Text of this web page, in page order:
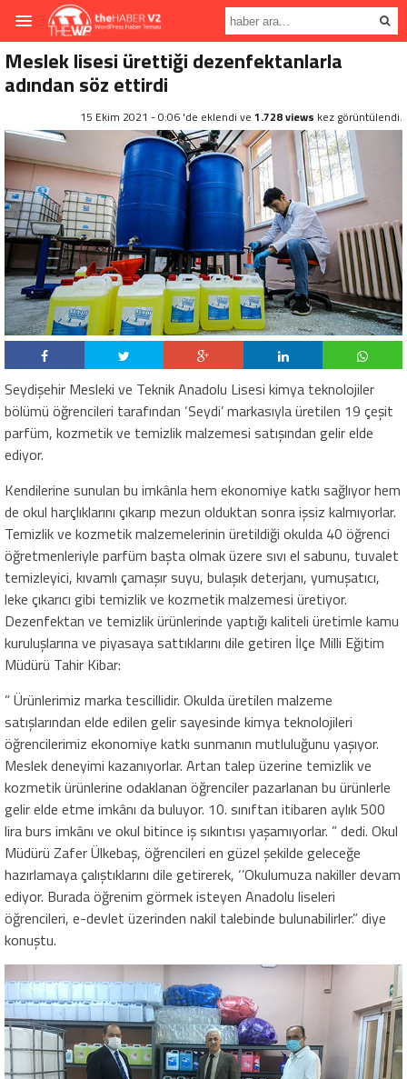
Meslek lisesi ürettiği dezenfektanlarla
adından söz ettirdi
15 Ekim 2021 - 0:06 'de eklendi ve 1.728 views kez görüntülendi.
Seydişehir Mesleki ve Teknik Anadolu Lisesi kimya teknolojiler
bölümü öğrencileri tarafından ‘Seydi’ markasıyla üretilen 19 çeşit
parfüm, kozmetik ve temizlik malzemesi satışından gelir elde
ediyor.
Kendilerine sunulan bu imkânla hem ekonomiye katkı sağlıyor hem
de okul harçlıklarını çıkarıp mezun olduktan sonra işsiz kalmıyorlar.
Temizlik ve kozmetik malzemelerinin üretildiği okulda 40 öğrenci
öğretmenleriyle parfüm başta olmak üzere sıvı el sabunu, tuvalet
temizleyici, kıvamlı çamaşır suyu, bulaşık deterjanı, yumuşatıcı,
leke çıkarıcı gibi temizlik ve kozmetik malzemesi üretiyor.
Dezenfektan ve temizlik ürünlerinde yaptığı kaliteli üretimle kamu
kuruluşlarına ve piyasaya sattıklarını dile getiren İlçe Milli Eğitim
Müdürü Tahir Kibar:
” Ürünlerimiz marka tescillidir. Okulda üretilen malzeme
satışlarından elde edilen gelir sayesinde kimya teknolojileri
öğrencilerimiz ekonomiye katkı sunmanın mutluluğunu yaşıyor.
Meslek deneyimi kazanıyorlar. Artan talep üzerine temizlik ve
kozmetik ürünlerine odaklanan öğrenciler pazarlanan bu ürünlerle
gelir elde etme imkânı da buluyor. 10. sınıftan itibaren aylık 500
lira burs imkânı ve okul bitince iş sıkıntısı yaşamıyorlar. ” dedi. Okul
Müdürü Zafer Ülkebaş, öğrencileri en güzel şekilde geleceğe
hazırlamaya çalıştıklarını dile getirerek, ‘’Okulumuza nakiller devam
ediyor. Burada öğrenim görmek isteyen Anadolu liseleri
öğrencileri, e-devlet üzerinden nakil talebinde bulunabilirler.” diye
konuştu.